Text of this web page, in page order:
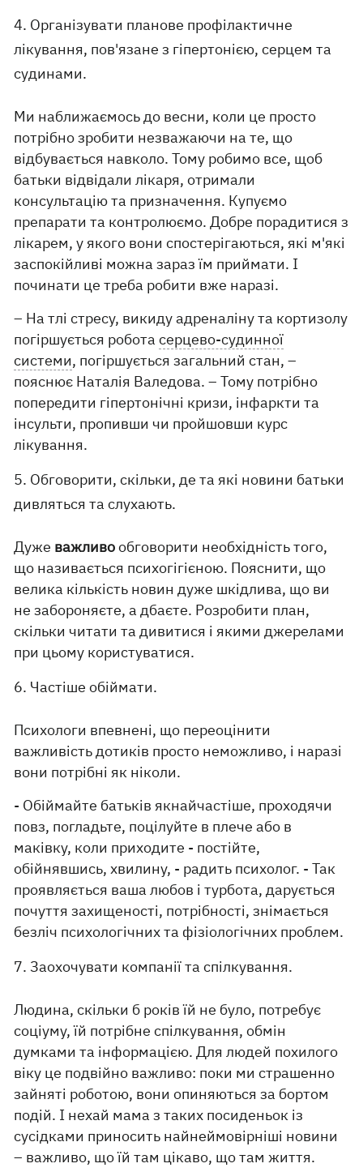
4. Організувати планове профілактичне
лікування, пов'язане з гіпертонією, серцем та
судинами.
Ми наближаємось до весни, коли це просто
потрібно зробити незважаючи на те, що
відбувається навколо. Тому робимо все, щоб
батьки відвідали лікаря, отримали
консультацію та призначення. Купуємо
препарати та контролюємо. Добре порадитися з
лікарем, у якого вони спостерігаються, які м'які
заспокійливі можна зараз їм приймати. І
починати це треба робити вже наразі.
– На тлі стресу, викиду адреналіну та кортизолу
погіршується роботасерцево-судинної
системи, погіршується загальний стан, –
пояснює Наталія Валедова. – Тому потрібно
попередити гіпертонічні кризи, інфаркти та
інсульти, пропивши чи пройшовши курс
лікування.
5. Обговорити, скільки, де та які новини батьки
дивляться та слухають.
Дуже важливообговорити необхідність того,
що називається психогігієною. Пояснити, що
велика кількість новин дуже шкідлива, що ви
не забороняєте, а дбаєте. Розробити план,
скільки читати та дивитися і якими джерелами
при цьому користуватися.
6. Частіше обіймати.
Психологи впевнені, що переоцінити
важливість дотиків просто неможливо, і наразі
вони потрібні як ніколи.
- Обіймайте батьків якнайчастіше, проходячи
повз, погладьте, поцілуйте в плече або в
маківку, коли приходите - постійте,
обійнявшись, хвилину, - радить психолог. - Так
проявляється ваша любов і турбота, дарується
почуття захищеності, потрібності, знімається
безліч психологічних та фізіологічних проблем.
7. Заохочувати компанії та спілкування.
Людина, скільки б років їй не було, потребує
соціуму, їй потрібне спілкування, обмін
думками та інформацією. Для людей похилого
віку це подвійно важливо: поки ми страшенно
зайняті роботою, вони опиняються за бортом
подій. І нехай мама з таких посиденьок із
сусідками приносить найнеймовірніші новини
– важливо, що їй там цікаво, що там життя.